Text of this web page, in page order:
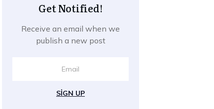
Get Notified!
Receive an email when we
publish a new post
SIGN UP